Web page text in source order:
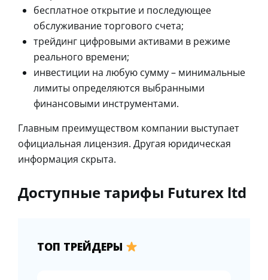
бесплатное открытие и последующее
обслуживание торгового счета;
трейдинг цифровыми активами в режиме
реального времени;
инвестиции на любую сумму – минимальные
лимиты определяются выбранными
финансовыми инструментами.
Главным преимуществом компании выступает
официальная лицензия. Другая юридическая
информация скрыта.
Доступные тарифы Futurex ltd
ТОП ТРЕЙДЕРЫ